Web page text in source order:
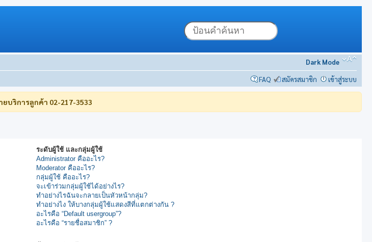
Dark Mode
FAQ
สมัครสมาชิก เข้าสู่ระบบ
บริการลูกค้า 02-217-3533
ระดับผู้ใช้ และกลุ่มผู้ใช้
Administrator คืออะไร?
Moderator คืออะไร?
กลุ่มผู้ใช้ คืออะไร?
จะเข้าร่วมกลุ่มผู้ใช้ได้อย่างไร?
ทำอย่างไรฉันจะกลายเป็นหัวหน้ากลุ่ม?
ทำอย่างไง ให้บางกลุ่มผู้ใช้แสดงสีที่แตกต่างกัน ?
อะไรคือ “Default usergroup”?
อะไรคือ “รายชื่อสมาชิก” ?